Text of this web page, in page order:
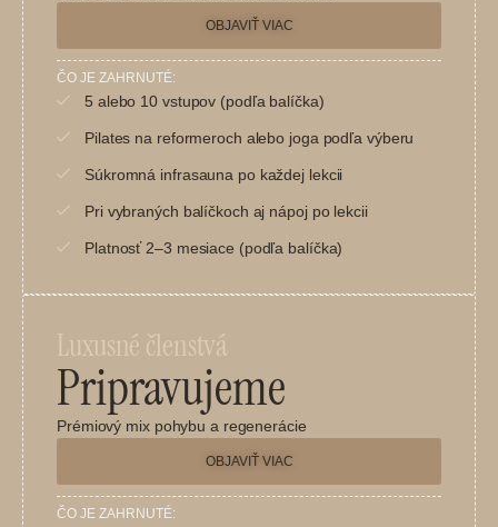
OBJAVIŤ VIAC
ČO JE ZAHRNUTÉ:
5 alebo 10 vstupov (podľa balíčka)
Pilates na reformeroch alebo joga podľa výberu
Súkromná infrasauna po každej lekcii
Pri vybraných balíčkoch aj nápoj po lekcii
Platnosť 2–3 mesiace (podľa balíčka)
Luxusné členstvá
Pripravujeme
Prémiový mix pohybu a regenerácie
OBJAVIŤ VIAC
ČO JE ZAHRNUTÉ: